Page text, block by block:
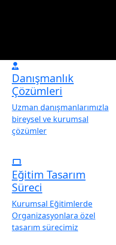
Danışmanlık
Çözümleri
Uzman danışmanlarımızla
bireysel ve kurumsal
çözümler
Eğitim Tasarım
Süreci
Kurumsal Eğitimlerde
Organizasyonlara özel
tasarım sürecimiz